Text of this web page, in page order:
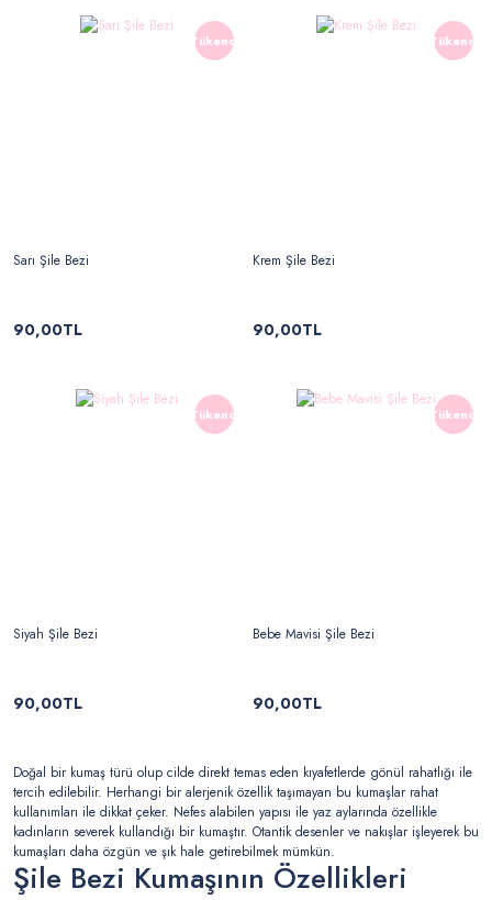
Tükendi
Sarı Şile Bezi
90,00TL
Tükendi
Krem Şile Bezi
90,00TL
Tükendi
Siyah Şile Bezi
90,00TL
Tükendi
Bebe Mavisi Şile Bezi
90,00TL
Doğal bir kumaş türü olup cilde direkt temas eden kıyafetlerde gönül rahatlığı ile
tercih edilebilir. Herhangi bir alerjenik özellik taşımayan bu kumaşlar rahat
kullanımları ile dikkat çeker. Nefes alabilen yapısı ile yaz aylarında özellikle
kadınların severek kullandığı bir kumaştır. Otantik desenler ve nakışlar işleyerek bu
kumaşları daha özgün ve şık hale getirebilmek mümkün.
Şile Bezi Kumaşının Özellikleri